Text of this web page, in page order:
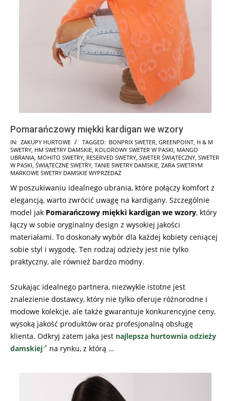
Pomarańczowy miękki kardigan we wzory
2025-
11-
17
IN: ZAKUPY HURTOWE TAGGED: BONPRIX SWETER, GREENPOINT, H & M
SWETRY, HM SWETRY DAMSKIE, KOLOROWY SWETER W PASKI, MANGO
UBRANIA, MOHITO SWETRY, RESERVED SWETRY, SWETER ŚWIĄTECZNY, SWETER
W PASKI, ŚWIĄTECZNE SWETRY, TANIE SWETRY DAMSKIE, ZARA SWETRYM
MARKOWE SWETRY DAMSKIE WYPRZEDAŻ
W poszukiwaniu idealnego ubrania, które połączy komfort z
elegancją, warto zwrócić uwagę na kardigany. Szczególnie
model jak Pomarańczowy miękki kardigan we wzory, który
łączy w sobie oryginalny design z wysokiej jakości
materiałami. To doskonały wybór dla każdej kobiety ceniącej
sobie styl i wygodę. Ten rodzaj odzieży jest nie tylko
praktyczny, ale również bardzo modny.
Szukając idealnego partnera, niezwykle istotne jest
znalezienie dostawcy, który nie tylko oferuje różnorodne i
modowe kolekcje, ale także gwarantuje konkurencyjne ceny,
wysoką jakość produktów oraz profesjonalną obsługę
klienta. Odkryj zatem jaka jest najlepsza hurtownia odzieży
damskiej
na rynku, z którą …